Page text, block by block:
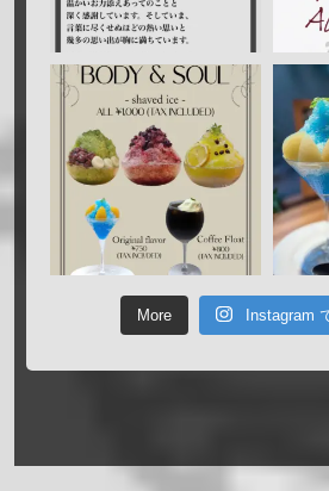
More Instagram